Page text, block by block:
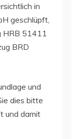
in
geschlüpft,
HRB 51411
BRD
und
dies bitte
und damit